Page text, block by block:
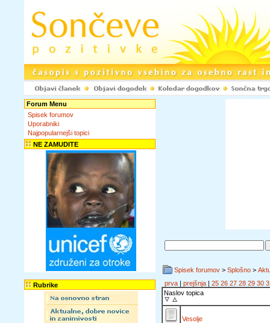
Forum Menu
Spisek forumov
Uporabniki
Najpopularnejši topici
NE ZAMUDITE
Rubrike
Spisek forumov > Splošno >
prva | prejšnja | 25 26 27 28 29 30
Naslov topica
Vesolje